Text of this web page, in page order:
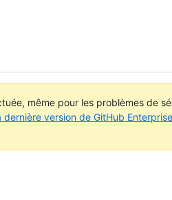
même pour les problèmes de
version de GitHub Enterprise